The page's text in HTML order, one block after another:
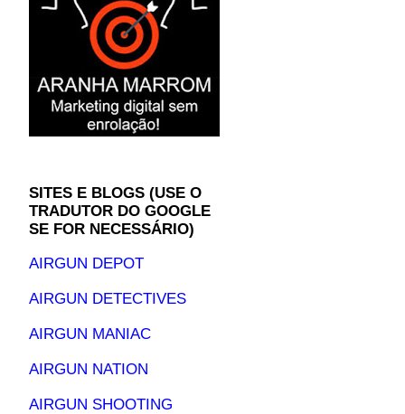
SITES E BLOGS (USE O
TRADUTOR DO GOOGLE
SE FOR NECESSÁRIO)
AIRGUN DEPOT
AIRGUN DETECTIVES
AIRGUN MANIAC
AIRGUN NATION
AIRGUN SHOOTING